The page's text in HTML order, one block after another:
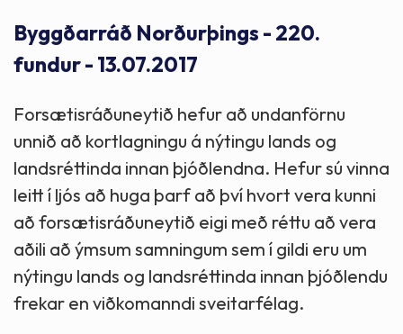
Byggðarráð Norðurþings - 220.
fundur - 13.07.2017
Forsætisráðuneytið hefur að undanförnu
unnið að kortlagningu á nýtingu lands og
landsréttinda innan þjóðlendna. Hefur sú vinna
leitt í ljós að huga þarf að því hvort vera kunni
að forsætisráðuneytið eigi með réttu að vera
aðili að ýmsum samningum sem í gildi eru um
nýtingu lands og landsréttinda innan þjóðlendu
frekar en viðkomanndi sveitarfélag.